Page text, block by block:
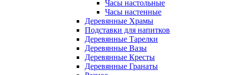
Часы настольные
Часы настенные
Деревянные Храмы
Подставки для напитков
Деревянные Тарелки
Деревянные Вазы
Деревянные Кресты
Деревянные Гранаты